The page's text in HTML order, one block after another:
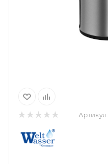
Артикул: